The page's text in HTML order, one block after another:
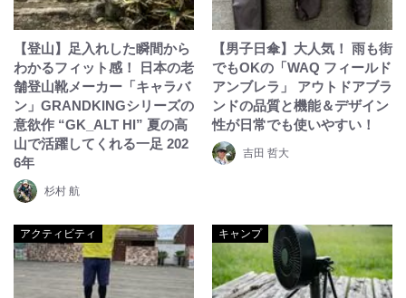
【登山】足入れした瞬間から
わかるフィット感！ 日本の老
舗登山靴メーカー「キャラバ
ン」GRANDKINGシリーズの
意欲作 “GK_ALT HI” 夏の高
山で活躍してくれる一足 202
6年
杉村 航
【男子日傘】大人気！ 雨も街
でもOKの「WAQ フィールド
アンブレラ」 アウトドアブラ
ンドの品質と機能＆デザイン
性が日常でも使いやすい！
吉田 哲大
アクティビティ キャンプ